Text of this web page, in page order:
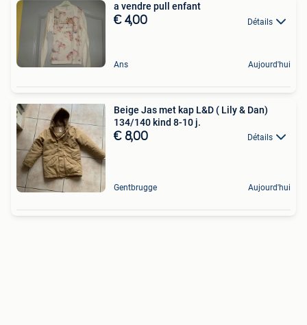
a vendre pull enfant
€ 4,00 Détails
Ans Aujourd'hui
Beige Jas met kap L&D ( Lily & Dan)
134/140 kind 8-10 j.
€ 8,00 Détails
Gentbrugge Aujourd'hui